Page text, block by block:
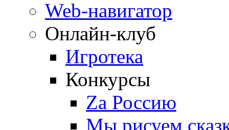
Web-навигатор
Онлайн-клуб
Игротека
Конкурсы
Zа Россию
Мы рисуем